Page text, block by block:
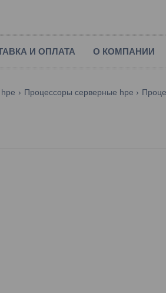
И ОПЛАТА О КОМПАНИИ
Процессоры серверные hpe